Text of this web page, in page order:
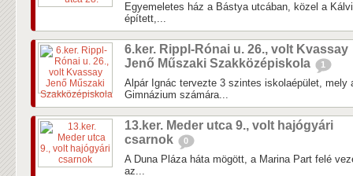
Egyemeletes ház a Bástya utcában, közel a
épített,...
6.ker. Rippl-Rónai u. 26., volt Kvassay
Jenő Műszaki Szakközépiskola
1
Alpár Ignác tervezte 3 szintes iskolaépület, mely
Gimnázium számára...
13.ker. Meder utca 9., volt hajógyári
csarnok
0
A Duna Pláza háta mögött, a Marina Part felé
az...